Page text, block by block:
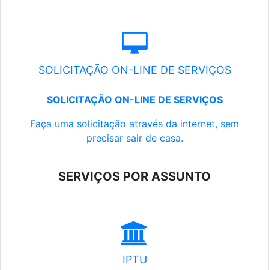
SOLICITAÇÃO ON-LINE DE SERVIÇOS
SOLICITAÇÃO ON-LINE DE SERVIÇOS
Faça uma solicitação através da internet, sem
precisar sair de casa.
SERVIÇOS POR ASSUNTO
IPTU